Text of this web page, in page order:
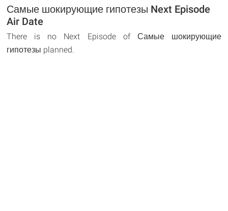
Самые шокирующие гипотезы Next Episode
Air Date
There is no Next Episode of Самые шокирующие
гипотезы planned.